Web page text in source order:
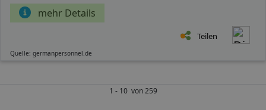
mehr Details
Teilen
Quelle: germanpersonnel.de
1 - 10 von 259